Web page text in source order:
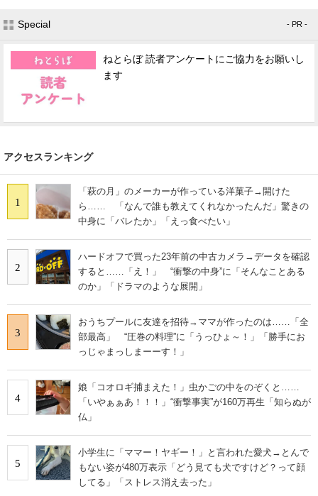
Special - PR -
ねとらぼ 読者アンケートにご協力をお願いし
ます
アクセスランキング
1
「萩の月」のメーカーが作っている洋菓子→開けた
ら…… 「なんで誰も教えてくれなかったんだ」驚きの
中身に「バレたか」「えっ食べたい」
2
ハードオフで買った23年前の中古カメラ→データを確認
すると……「え！」 “衝撃の中身”に「そんなことある
のか」「ドラマのような展開」
3
おうちプールに友達を招待→ママが作ったのは……「全
部最高」 “圧巻の料理”に「うっひょ～！」「勝手にお
っじゃまっしまーーす！」
4
娘「コオロギ捕まえた！」虫かごの中をのぞくと……
「いやぁぁあ！！！」“衝撃事実”が160万再生「知らぬが
仏」
5
小学生に「ママー！ヤギー！」と言われた愛犬→とんで
もない姿が480万表示「どう見ても犬ですけど？って顔
してる」「ストレス消え去った」